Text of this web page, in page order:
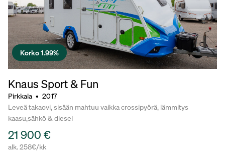
Korko 1.99%
Knaus Sport & Fun
Pirkkala • 2017
Leveä takaovi, sisään mahtuu vaikka crossipyörä, lämmitys
kaasu,sähkö & diesel
21 900 €
alk. 258€/kk